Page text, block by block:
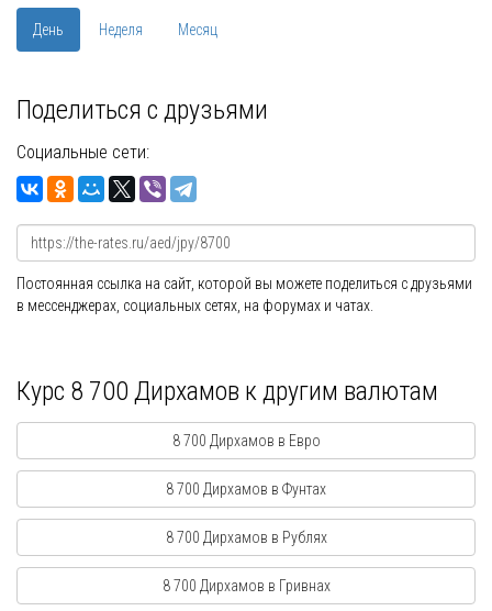
День Неделя Месяц
Поделиться с друзьями
Социальные сети:
Постоянная ссылка на сайт, которой вы можете поделиться с друзьями
в мессенджерах, социальных сетях, на форумах и чатах.
Курс 8 700 Дирхамов к другим валютам
8 700 Дирхамов в Евро
8 700 Дирхамов в Фунтах
8 700 Дирхамов в Рублях
8 700 Дирхамов в Гривнах